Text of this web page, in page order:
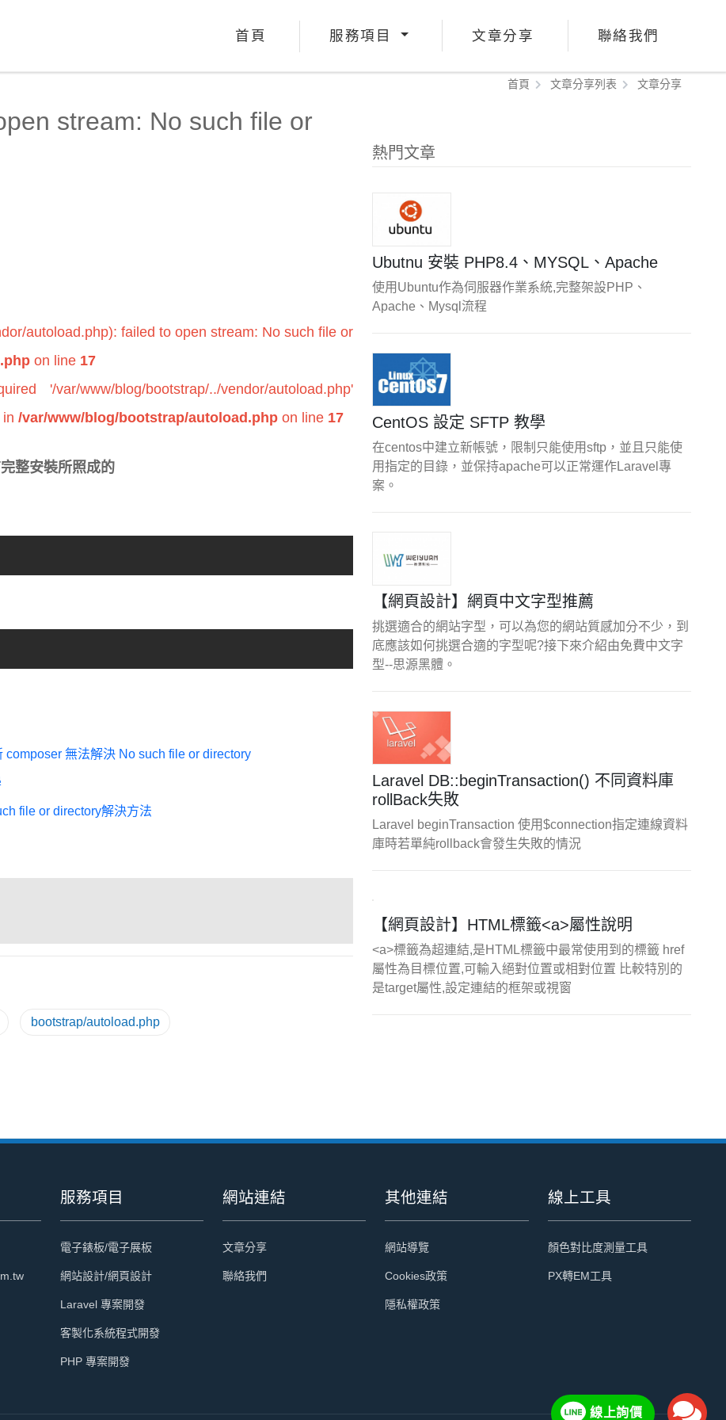
首頁 服務項目 文章分享 聯絡我們
首頁 文章分享列表 文章分享
stream: No such file or
autoload.php): failed to open stream: No such file or
on line 17
'/var/www/blog/bootstrap/../vendor/autoload.php'
/var/www/blog/bootstrap/autoload.php on line 17
整安裝所照成的
composer 無法解決 No such file or directory
file or directory解決方法
bootstrap/autoload.php
熱門文章
Ubutnu 安裝 PHP8.4、MYSQL、Apache
使用Ubuntu作為伺服器作業系統,完整架設PHP、
Apache、Mysql流程
CentOS 設定 SFTP 教學
在centos中建立新帳號，限制只能使用sftp，並且只能使
用指定的目錄，並保持apache可以正常運作Laravel專
案。
【網頁設計】網頁中文字型推薦
挑選適合的網站字型，可以為您的網站質感加分不少，到
底應該如何挑選合適的字型呢?接下來介紹由免費中文字
型--思源黑體。
Laravel DB::beginTransaction() 不同資料庫
rollBack失敗
Laravel beginTransaction 使用$connection指定連線資料
庫時若單純rollback會發生失敗的情況
【網頁設計】HTML標籤<a>屬性說明
<a>標籤為超連結,是HTML標籤中最常使用到的標籤 href
屬性為目標位置,可輸入絕對位置或相對位置 比較特別的
是target屬性,設定連結的框架或視窗
服務項目
電子錶板/電子展板
網站設計/網頁設計
Laravel 專案開發
客製化系統程式開發
PHP 專案開發
網站連結
文章分享
聯絡我們
其他連結
網站導覽
Cookies政策
隱私權政策
線上工具
顏色對比度測量工具
PX轉EM工具
線上詢價